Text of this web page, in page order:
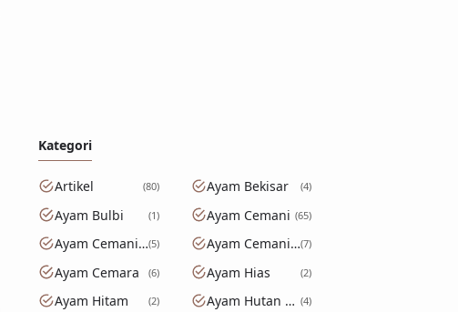
Kategori
Artikel 80 Ayam Bekisar 4
Ayam Bulbi 1 Ayam Cemani 65
Ayam Cemani Rajeki Sodomoro 5 Ayam Cemani Walik 7
Ayam Cemara 6 Ayam Hias 2
Ayam Hitam 2 Ayam Hutan Hijau 4